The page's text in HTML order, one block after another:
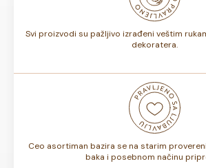
Svi proizvodi su pažljivo izrađeni veštim
dekoratera.
Ceo asortiman bazira se na starim
baka i posebnom načinu